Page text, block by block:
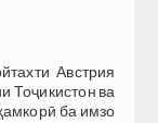
Австрия
Тоҷикистон ва
ба имзо